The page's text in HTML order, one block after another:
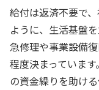
給付は返済不要で
ように、生活基盤
急修理や事業設備
程度決まっていま
の資金繰りを助け